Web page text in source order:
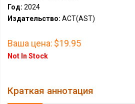
Год: 2024
Издательство: АСТ(AST)
Ваша цена: $19.95
Not In Stock
Краткая аннотация